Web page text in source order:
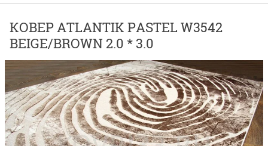
КОВЕР ATLANTIK PASTEL W3542
BEIGE/BROWN 2.0 * 3.0